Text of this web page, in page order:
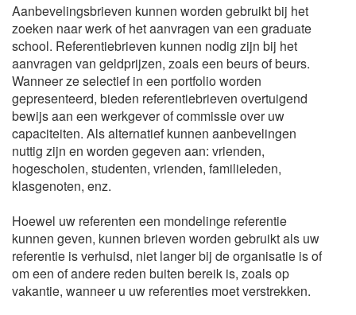
Aanbevelingsbrieven kunnen worden gebruikt bij het
zoeken naar werk of het aanvragen van een graduate
school. Referentiebrieven kunnen nodig zijn bij het
aanvragen van geldprijzen, zoals een beurs of beurs.
Wanneer ze selectief in een portfolio worden
gepresenteerd, bieden referentiebrieven overtuigend
bewijs aan een werkgever of commissie over uw
capaciteiten. Als alternatief kunnen aanbevelingen
nuttig zijn en worden gegeven aan: vrienden,
hogescholen, studenten, vrienden, familieleden,
klasgenoten, enz.
Hoewel uw referenten een mondelinge referentie
kunnen geven, kunnen brieven worden gebruikt als uw
referentie is verhuisd, niet langer bij de organisatie is of
om een ​​of andere reden buiten bereik is, zoals op
vakantie, wanneer u uw referenties moet verstrekken.